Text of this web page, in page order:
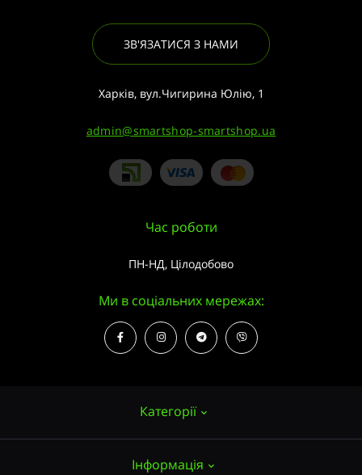
ЗВ'ЯЗАТИСЯ З НАМИ
Харків, вул.Чигирина Юлію, 1
admin@smartshop-smartshop.ua
Категорії
Інформація
Час роботи
ПН-НД, Цілодобово
Ми в соціальних мережах: